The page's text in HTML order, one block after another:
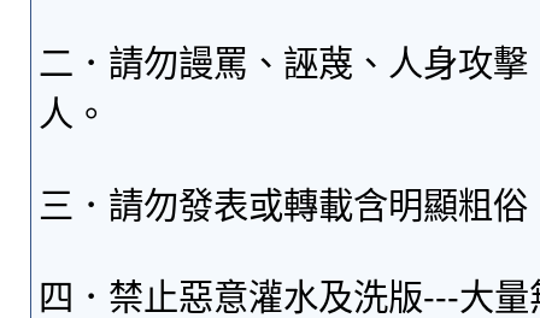
二．請勿謾罵、誣蔑、人身攻
人。
三．請勿發表或轉載含明顯粗
四．禁止惡意灌水及洗版---大